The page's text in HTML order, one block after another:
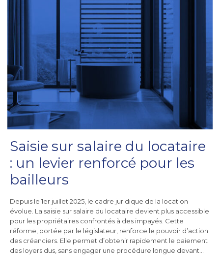
Saisie sur salaire du locataire
: un levier renforcé pour les
bailleurs
Depuis le 1er juillet 2025, le cadre juridique de la location
évolue. La saisie sur salaire du locataire devient plus accessible
pour les propriétaires confrontés à des impayés. Cette
réforme, portée par le législateur, renforce le pouvoir d’action
des créanciers. Elle permet d’obtenir rapidement le paiement
des loyers dus, sans engager une procédure longue devant…